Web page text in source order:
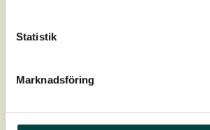
Statistik
Marknadsföring